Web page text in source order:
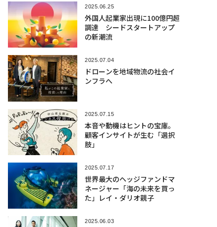
2025.06.25
外国人起業家出現に100億円超
調達 シードスタートアップ
の新潮流
2025.07.04
ドローンを地域物流の社会イ
ンフラへ
2025.07.15
本音や動機はヒントの宝庫。
顧客インサイトが生む「選択
肢」
2025.07.17
世界最大のヘッジファンドマ
ネージャー「海の未来を買っ
た」レイ・ダリオ親子
2025.06.03